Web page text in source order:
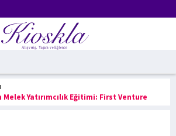
Melek Yatırımcılık Eğitimi: First Venture